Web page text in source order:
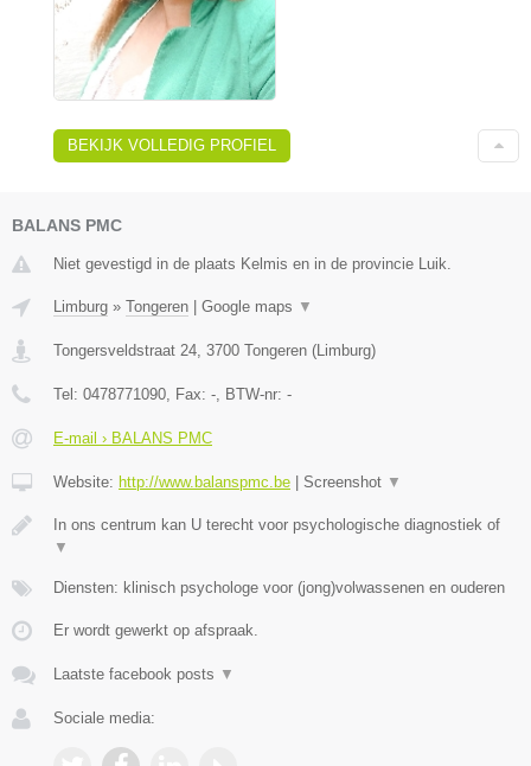
BEKIJK VOLLEDIG PROFIEL
BALANS PMC
Niet gevestigd in de plaats Kelmis en in de provincie Luik.
Limburg » Tongeren | Google maps ▼
Tongersveldstraat 24 3700 Tongeren (Limburg)
Tel: 0478771090 , Fax: - , BTW-nr: -
E-mail › BALANS PMC
Website: http://www.balanspmc.be | Screenshot ▼
In ons centrum kan U terecht voor psychologische diagnostiek of
▼
Diensten: klinisch psychologe voor (jong)volwassenen en ouderen
Er wordt gewerkt op afspraak.
Laatste facebook posts ▼
Sociale media: